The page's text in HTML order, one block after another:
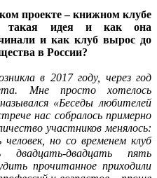
проекте – книжном клубе
такая идея и как она
и как клуб вырос до
в России?
в 2017 году, через год
Мне просто хотелось
«Беседы любителей
нас собралось примерно
участников менялось:
но со временем клуб
двадцать пять
прочитанное приходили